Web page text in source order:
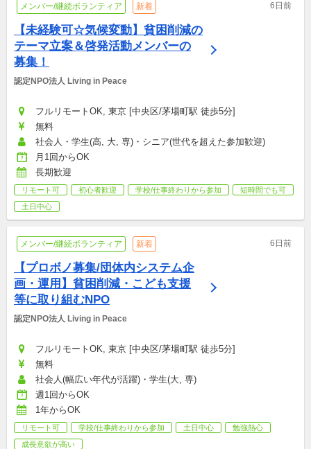
メンバー/継続ボランティア 新着 6日前
【未経験可☆気候変動】貧困削減の
テーマ立案＆啓発活動メンバーの
募集！
認定NPO法人 Living in Peace
フルリモートOK, 東京 [中央区/茅場町駅 徒歩5分]
無料
社会人・学生(高, 大, 専)・シニア(世代を超えた参加歓迎)
月1回からOK
長期歓迎
リモート可 初心者歓迎 学校/仕事終わりから参加
短時間でも可
土日中心
メンバー/継続ボランティア 新着 6日前
【プロボノ募集/団体内システム企
画・運用】貧困削減・こども支援
等に取り組むNPO
認定NPO法人 Living in Peace
フルリモートOK, 東京 [中央区/茅場町駅 徒歩5分]
無料
社会人(幅広い年代が活躍)・学生(大, 専)
週1回からOK
1年からOK
リモート可 学校/仕事終わりから参加 土日中心
勉強熱心
成長意欲が高い